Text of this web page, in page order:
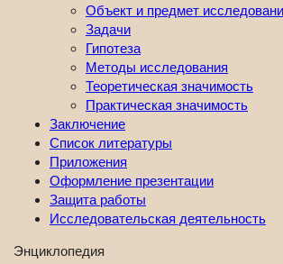
Объект и предмет
Задачи
Гипотеза
Методы исследования
Теоретическая значимость
Практическая значимость
Заключение
Список литературы
Приложения
Оформление презентации
Защита работы
Исследовательская деятельность
Энциклопедия